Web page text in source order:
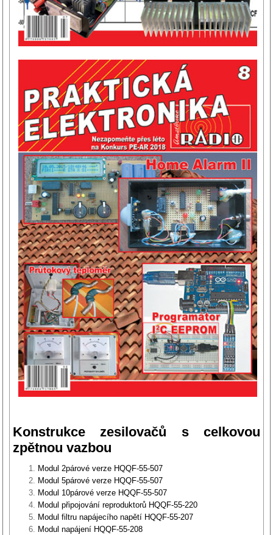
Konstrukce zesilovačů s celkovou
zpětnou vazbou
Modul 2párové verze HQQF-55-507
Modul 5párové verze HQQF-55-507
Modul 10párové verze HQQF-55-507
Modul připojování reproduktorů HQQF-55-220
Modul filtru napájecího napětí HQQF-55-207
Modul napájení HQQF-55-208